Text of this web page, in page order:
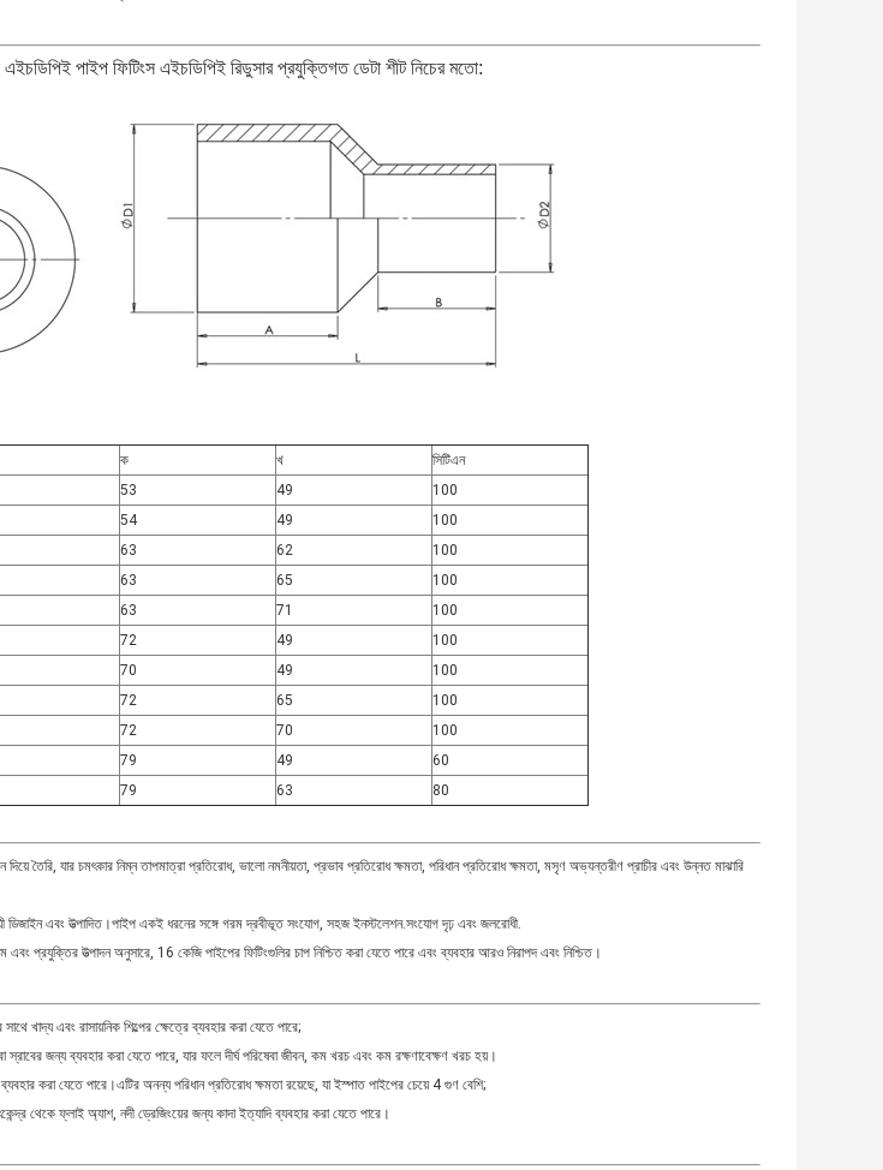
পাইপ ফিটিংস এইচডিপিই রিডুসার প্রযুক্তিগত ডেটা শীট নিচের মতো:
ক খ
সিটিএন
53 49
100
54 49
100
63 62
100
63 65
100
63 71
100
72 49
100
70 49
100
72 65
100
72 70
100
79 49
60
79 63 80
দিয়ে তৈরি, যার চমৎকার নিম্ন তাপমাত্রা প্রতিরোধ, ভালো নমনীয়তা, প্রভাব প্রতিরোধ ক্ষমতা, পরিধান প্রতিরোধ ক্ষমতা, মসৃণ অভ্যন্তরীণ প্রাচীর এবং উন্নত মাঝারি
ডিজাইন এবং উত্পাদিত।পাইপ একই ধরনের সঙ্গে গরম দ্রবীভূত সংযোগ, সহজ ইনস্টলেশন.সংযোগ দৃঢ় এবং জলরোধী.
এবং প্রযুক্তির উত্পাদন অনুসারে, 16 কেজি পাইপের ফিটিংগুলির চাপ নিশ্চিত করা যেতে পারে এবং ব্যবহার আরও নিরাপদ এবং নিশ্চিত।
খাদ্য এবং রাসায়নিক শিল্পের ক্ষেত্রে ব্যবহার করা যেতে পারে;
স্রাবের জন্য ব্যবহার করা যেতে পারে, যার ফলে দীর্ঘ পরিষেবা জীবন, কম খরচ এবং কম রক্ষণাবেক্ষণ খরচ হয়।
করা যেতে পারে।এটির অনন্য পরিধান প্রতিরোধ ক্ষমতা রয়েছে, যা ইস্পাত পাইপের চেয়ে 4 গুণ বেশি;
থেকে ফ্লাই অ্যাশ, নদী ড্রেজিংয়ের জন্য কাদা ইত্যাদি ব্যবহার করা যেতে পারে।